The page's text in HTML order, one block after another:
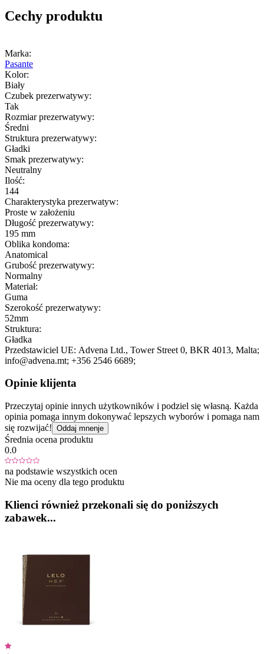
Cechy produktu
Marka:
Pasante
Kolor:
Biały
Czubek prezerwatywy:
Tak
Rozmiar prezerwatywy:
Średni
Struktura prezerwatywy:
Gładki
Smak prezerwatywy:
Neutralny
Ilość:
144
Charakterystyka prezerwatyw:
Proste w założeniu
Długość prezerwatywy:
195 mm
Oblika kondoma:
Anatomical
Grubość prezerwatywy:
Normalny
Materiał:
Guma
Szerokość prezerwatywy:
52mm
Struktura:
Gładka
Przedstawiciel UE: Advena Ltd., Tower Street 0, BKR 4013, Malta;
info@advena.mt; +356 2546 6689;
Opinie klijenta
Przeczytaj opinie innych użytkowników i podziel się własną. Każda
opinia pomaga innym dokonywać lepszych wyborów i pomaga nam
się rozwijać! Oddaj mnenje
Średnia ocena produktu
0.0
na podstawie wszystkich ocen
Nie ma oceny dla tego produktu
Klienci również przekonali się do poniższych
zabawek...